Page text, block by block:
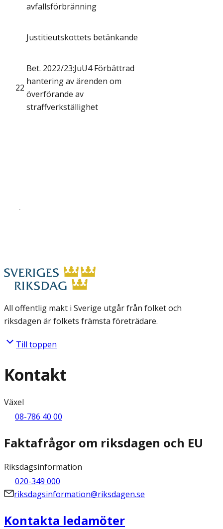
avfallsförbränning
Justitieutskottets betänkande
22
Bet. 2022/23:JuU4 Förbättrad
hantering av ärenden om
överförande av
straffverkställighet
All offentlig makt i Sverige utgår från folket och
riksdagen är folkets främsta företrädare.
Till toppen
Kontakt
Växel
08-786 40 00
Faktafrågor om riksdagen och EU
Riksdagsinformation
020-349 000
riksdagsinformation@riksdagen.se
Kontakta ledamöter